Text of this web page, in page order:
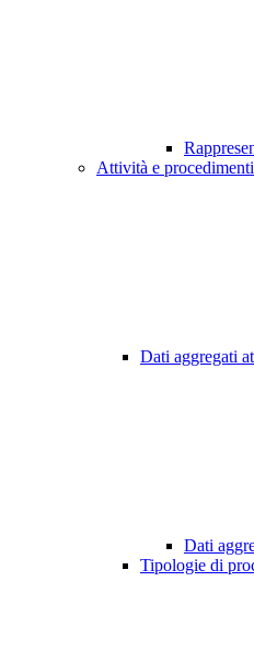
Attività e procedimenti
Dati aggregati
Dati
Tipologie di